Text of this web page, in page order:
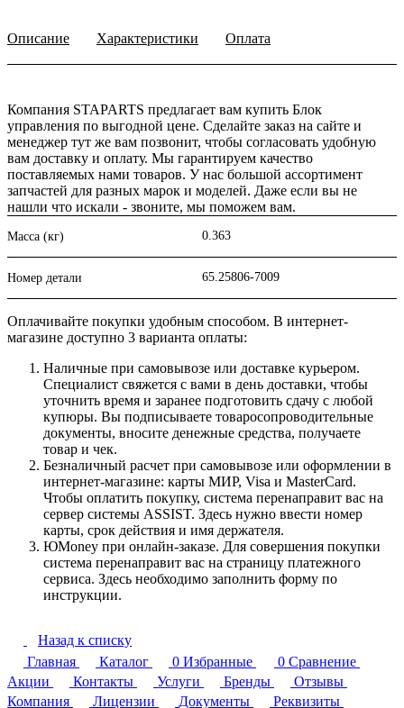
Описание Характеристики Оплата
Компания STAPARTS предлагает вам купить Блок
управления по выгодной цене. Сделайте заказ на сайте и
менеджер тут же вам позвонит, чтобы согласовать удобную
вам доставку и оплату. Мы гарантируем качество
поставляемых нами товаров. У нас большой ассортимент
запчастей для разных марок и моделей. Даже если вы не
нашли что искали - звоните, мы поможем вам.
Масса (кг) 0.363
Номер детали 65.25806-7009
Оплачивайте покупки удобным способом. В интернет-
магазине доступно 3 варианта оплаты:
Наличные при самовывозе или доставке курьером.
Специалист свяжется с вами в день доставки, чтобы
уточнить время и заранее подготовить сдачу с любой
купюры. Вы подписываете товаросопроводительные
документы, вносите денежные средства, получаете
товар и чек.
Безналичный расчет при самовывозе или оформлении в
интернет-магазине: карты МИР, Visa и MasterCard.
Чтобы оплатить покупку, система перенаправит вас на
сервер системы ASSIST. Здесь нужно ввести номер
карты, срок действия и имя держателя.
ЮMoney при онлайн-заказе. Для совершения покупки
система перенаправит вас на страницу платежного
сервиса. Здесь необходимо заполнить форму по
инструкции.
Назад к списку
Главная
Каталог 0 Избранные 0 Сравнение
Акции
Контакты Услуги Бренды
Отзывы
Компания
Лицензии Документы Реквизиты